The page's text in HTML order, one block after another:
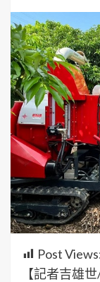
Post
【記者吉雄